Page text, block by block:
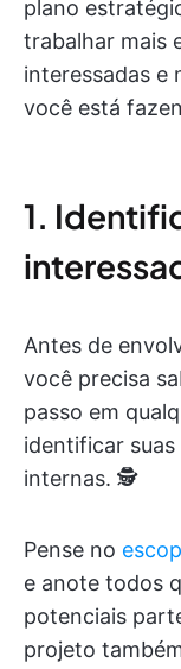
plano
trabalhar mais
interessadas e
você está
1.
Antes de
você precisa
passo em
identificar
internas. 🕵️
Pense no
e anote todos
potenciais
projeto